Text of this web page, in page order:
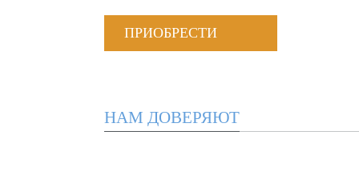
ПРИОБРЕСТИ
НАМ ДОВЕРЯЮТ